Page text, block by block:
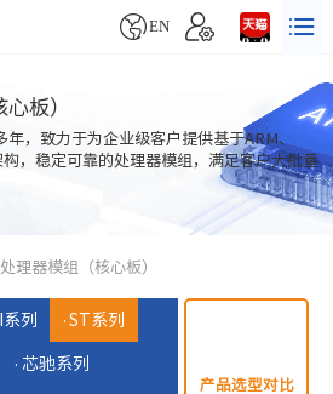

EN 
板）
，致力于为企业级客户提供基于ARM、
，稳定可靠的处理器模组，满足客户大批量
理器模组（核心板）
系列 ST系列
芯驰系列
产品选型对比